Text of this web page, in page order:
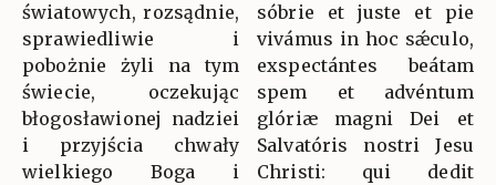
światowych, rozsądnie,
sprawiedliwie i
pobożnie żyli na tym
świecie, oczekując
błogosławionej nadziei
i przyjścia chwały
wielkiego Boga i
sóbrie et juste et pie
vivámus in hoc sǽculo,
exspectántes beátam
spem et advéntum
glóriæ magni Dei et
Salvatóris nostri Jesu
Christi: qui dedit